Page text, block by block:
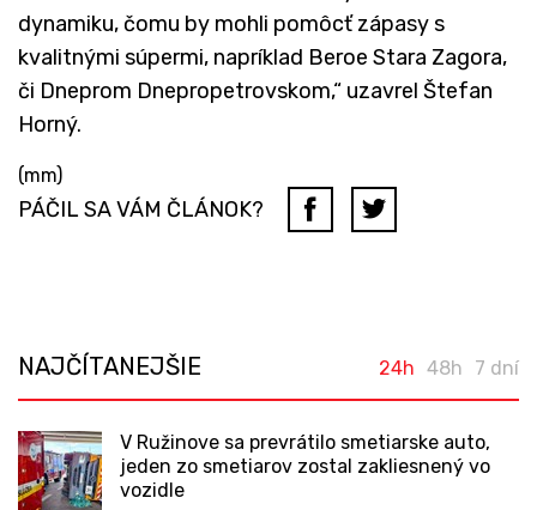
dynamiku, čomu by mohli pomôcť zápasy s
kvalitnými súpermi, napríklad Beroe Stara Zagora,
či Dneprom Dnepropetrovskom,“ uzavrel Štefan
Horný.
(mm)
PÁČIL SA VÁM ČLÁNOK?
NAJČÍTANEJŠIE 24h 48h 7 dní
V Ružinove sa prevrátilo smetiarske auto,
jeden zo smetiarov zostal zakliesnený vo
vozidle